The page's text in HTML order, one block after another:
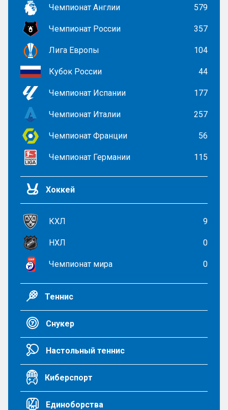
Чемпионат Англии 579
Чемпионат России 357
Лига Европы 104
Кубок России 44
Чемпионат Испании 177
Чемпионат Италии 257
Чемпионат Франции 56
Чемпионат Германии 115
Хоккей
КХЛ 9
НХЛ 0
Чемпионат мира 0
Теннис
Снукер
Настольный теннис
Киберспорт
Единоборства